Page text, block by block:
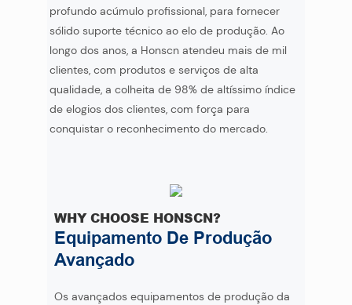
profundo acúmulo profissional, para fornecer
sólido suporte técnico ao elo de produção. Ao
longo dos anos, a Honscn atendeu mais de mil
clientes, com produtos e serviços de alta
qualidade, a colheita de 98% de altíssimo índice
de elogios dos clientes, com força para
conquistar o reconhecimento do mercado.
WHY CHOOSE HONSCN?
Equipamento De Produção
Avançado
Os avançados equipamentos de produção da